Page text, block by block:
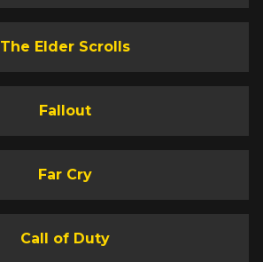
The Elder Scrolls
Fallout
Far Cry
Call of Duty